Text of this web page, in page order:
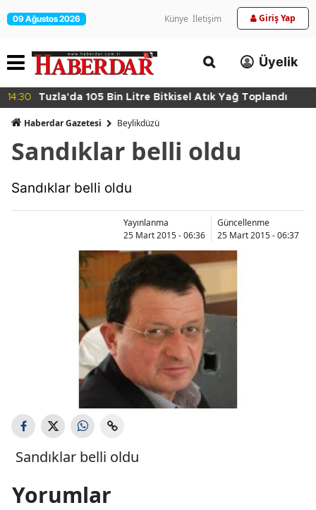
09 Ağustos 2026 Künye İletişim Giriş Yap
Üyelik
14:30 Tuzla'da 105 Bin Litre Bitkisel Atık Yağ Toplandı
Haberdar Gazetesi Beylikdüzü
Sandıklar belli oldu
Sandıklar belli oldu
Yayınlanma
25 Mart 2015 - 06:36
Güncellenme
25 Mart 2015 - 06:37
Sandıklar belli oldu
Yorumlar